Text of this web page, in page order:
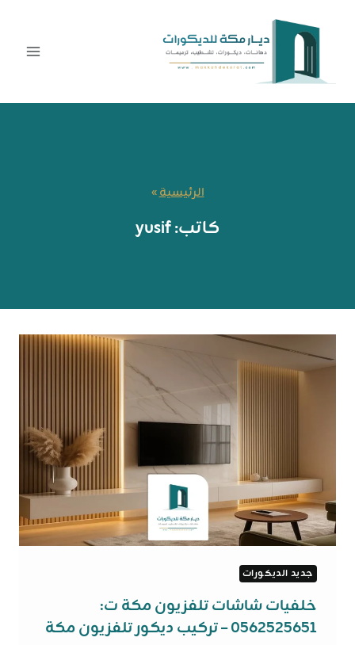
الرئيسية»
كاتب: yusif
جديد الديكورات
خلفيات شاشات تلفزيون مكة ت:
0562525651 – تركيب ديكور تلفزيون مكة